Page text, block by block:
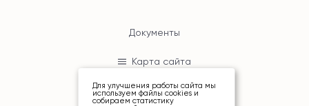
Для улучшения работы сайта мы
используем файлы cookies и
собираем статистику
Документы
Карта сайта